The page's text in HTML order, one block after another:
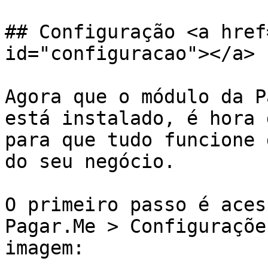
## Configuração <a
id="configuracao"></a>
Agora que o módulo da
está instalado, é hora
para que tudo funcione
do seu negócio.
O primeiro passo é
Pagar.Me >
imagem: